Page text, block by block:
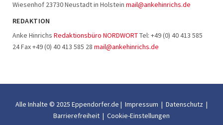
Wiesenhof 23730 Neustadt in Holstein mail@ankehinrichs.de
REDAKTION
Anke Hinrichs Redaktionsbüro NORDWORTTel: +49 (0) 40 413 585
24 Fax +49 (0) 40 413 585 28 mail@ankehinrichs.de
Alle Inhalte © 2025 Eppendorfer.de | Impressum | Datenschutz |
Barrierefreiheit | Cookie-Einstellungen